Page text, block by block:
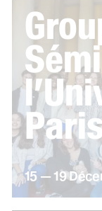
du
15 — au
19